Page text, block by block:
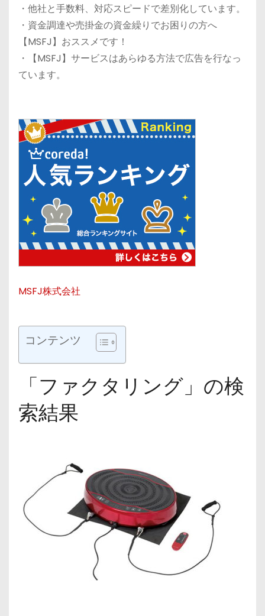
・他社と手数料、対応スピードで差別化しています。
・資金調達や売掛金の資金繰りでお困りの方へ
【MSFJ】おススメです！
・【MSFJ】サービスはあらゆる方法で広告を行なっ
ています。
MSFJ株式会社
コンテンツ
「ファクタリング」の検
索結果